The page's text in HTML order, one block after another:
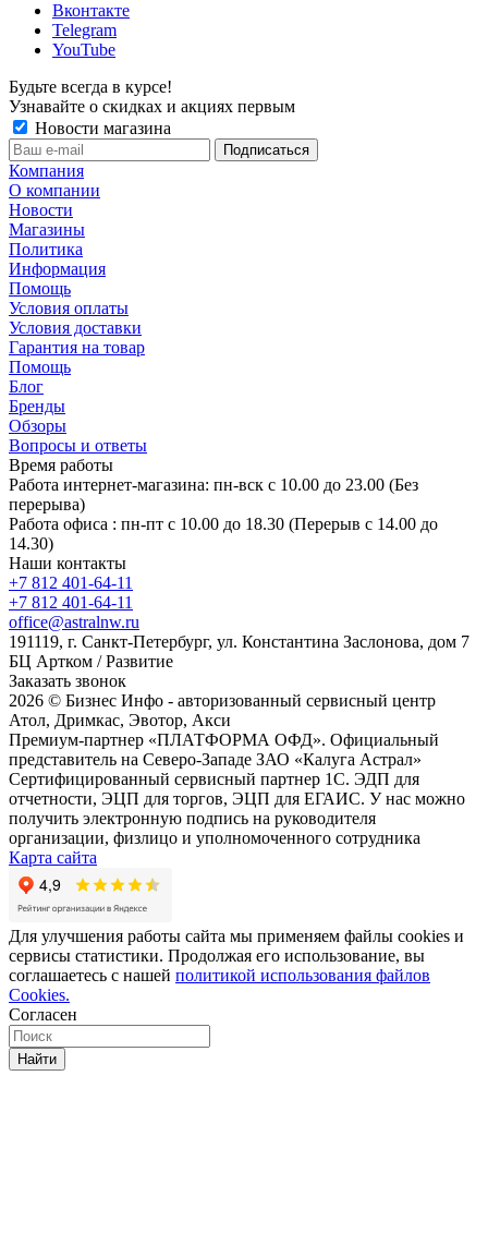
Вконтакте
Telegram
YouTube
Будьте всегда в курсе!
Узнавайте о скидках и акциях первым
Новости магазина
Компания
О компании
Новости
Магазины
Политика
Информация
Помощь
Условия оплаты
Условия доставки
Гарантия на товар
Помощь
Блог
Бренды
Обзоры
Вопросы и ответы
Время работы
Работа интернет-магазина: пн-вск с 10.00 до 23.00 (Без
перерыва)
Работа офиса : пн-пт с 10.00 до 18.30 (Перерыв с 14.00 до
14.30)
Наши контакты
+7 812 401-64-11
+7 812 401-64-11
office@astralnw.ru
191119, г. Санкт-Петербург, ул. Константина Заслонова, дом 7
БЦ Артком / Развитие
Заказать звонок
2026 © Бизнес Инфо - авторизованный сервисный центр
Атол, Дримкас, Эвотор, Акси
Премиум-партнер «ПЛАТФОРМА ОФД». Официальный
представитель на Северо-Западе ЗАО «Калуга Астрал»
Сертифицированный сервисный партнер 1C. ЭДП для
отчетности, ЭЦП для торгов, ЭЦП для ЕГАИС. У нас можно
получить электронную подпись на руководителя
организации, физлицо и уполномоченного сотрудника
Карта сайта
Для улучшения работы сайта мы применяем файлы cookies и
сервисы статистики. Продолжая его использование, вы
соглашаетесь с нашей политикой использования файлов
Cookies.
Согласен
Найти